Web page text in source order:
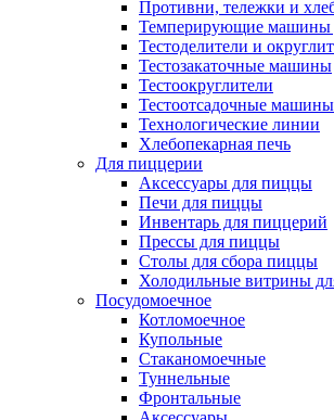
Противни, тележки и
Темперирующие машины
Тестоделители и
Тестозакаточные машины
Тестоокруглители
Тестоотсадочные машины
Технологические линии
Хлебопекарная печь
Для пиццерии
Аксессуары для пиццы
Печи для пиццы
Инвентарь для пиццерий
Прессы для пиццы
Столы для сбора пиццы
Холодильные витрины
Посудомоечное
Котломоечное
Купольные
Стаканомоечные
Туннельные
Фронтальные